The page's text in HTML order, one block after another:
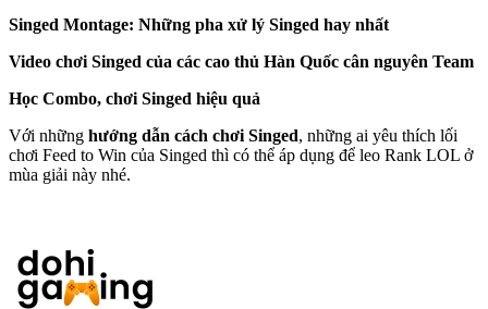
Singed Montage: Những pha xử lý Singed hay nhất
Video chơi Singed của các cao thủ Hàn Quốc cân nguyên Team
Học Combo, chơi Singed hiệu quả
Với những hướng dẫn cách chơi Singed, những ai yêu thích lối
chơi Feed to Win của Singed thì có thể áp dụng để leo Rank LOL ở
mùa giải này nhé.